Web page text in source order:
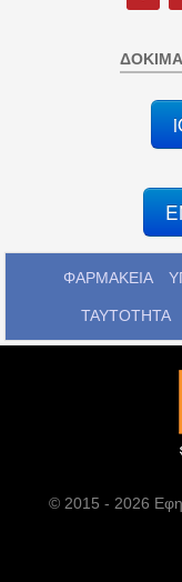
ΦΑΡΜΑΚΕΙΑ
ΤΑΥΤΟΤΗΤΑ
© 2015 - 2026